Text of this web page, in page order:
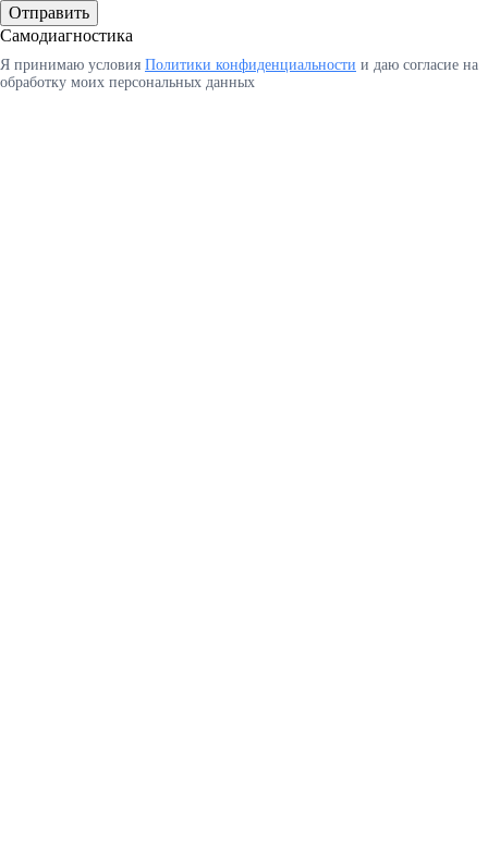
Отправить
Самодиагностика
Я принимаю условия Политики конфиденциальности и даю согласие на
обработку моих персональных данных